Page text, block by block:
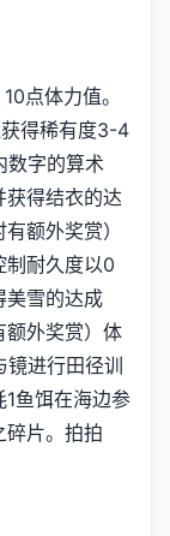
点体力值。
得稀有度3-4
数字的算术
得结衣的达
额外奖赏）
制耐久度以0
美雪的达成
外奖赏） 体
进行田径训
鱼饵在海边参
片。 拍拍